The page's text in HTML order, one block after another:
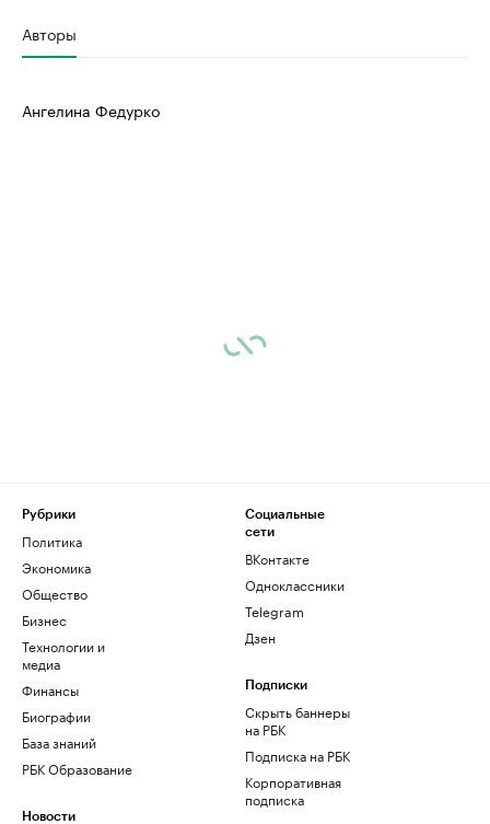
Авторы
Ангелина Федурко
Рубрики
Политика
Экономика
Общество
Бизнес
Технологии и
медиа
Финансы
Биографии
База знаний
РБК Образование
Новости
Социальные
сети
ВКонтакте
Одноклассники
Telegram
Дзен
Подписки
Скрыть баннеры
на РБК
Подписка на РБК
Корпоративная
подписка